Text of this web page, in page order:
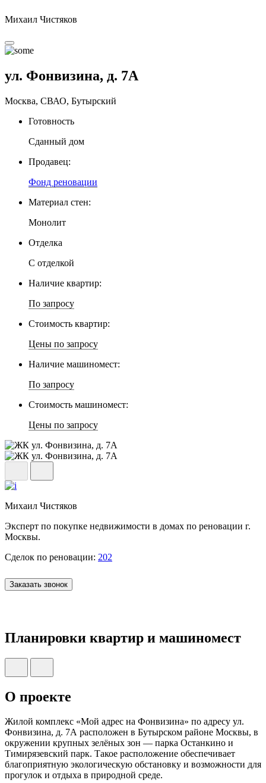
Михаил Чистяков
ул. Фонвизина, д. 7А
Москва, СВАО, Бутырский
Готовность
Сданный дом
Продавец:
Фонд реновации
Материал стен:
Монолит
Отделка
С отделкой
Наличие квартир:
По запросу
Стоимость квартир:
Цены по запросу
Наличие машиномест:
По запросу
Стоимость машиномест:
Цены по запросу
Михаил Чистяков
Эксперт по покупке недвижимости в домах по реновации г.
Москвы.
Сделок по реновации: 202
Заказать звонок
Планировки квартир и машиномест
О проекте
Жилой комплекс «Мой адрес на Фонвизина» по адресу ул.
Фонвизина, д. 7А расположен в Бутырском районе Москвы, в
окружении крупных зелёных зон — парка Останкино и
Тимирязевский парк. Такое расположение обеспечивает
благоприятную экологическую обстановку и возможности для
прогулок и отдыха в природной среде.